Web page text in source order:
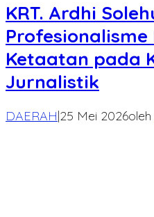
KRT. Ardhi
Ketaatan pada
Jurnalistik
DAERAH|25 Mei 2026oleh